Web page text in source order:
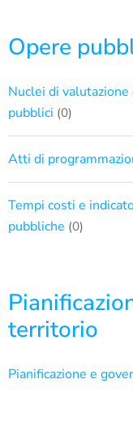
Opere
Nuclei di
pubblici (0)
Atti di
Tempi costi e
pubbliche (0)
territorio
Pianificazione e